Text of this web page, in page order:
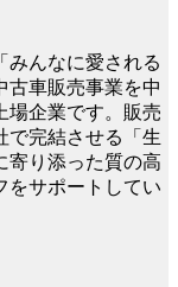
みんなに愛される
古車販売事業を中
場企業です。販売
で完結させる「生
寄り添った質の高
をサポートしてい